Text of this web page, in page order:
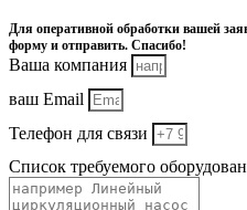
Для оперативной обработки вашей
форму и отправить. Спасибо!
Ваша компания
ваш Email
Телефон для связи
Список требуемого